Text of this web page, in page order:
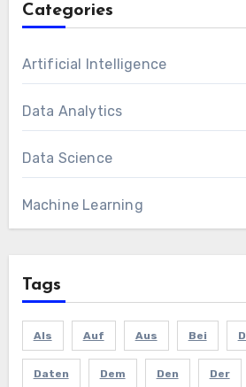
Categories
Artificial Intelligence
Data Analytics
Data Science
Machine Learning
Tags
Als Auf Aus Bei
Daten Dem Den Der